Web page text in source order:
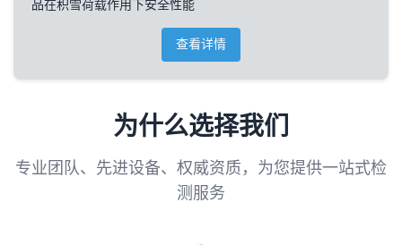
品在积雪荷载作用下安全性能
查看详情
为什么选择我们
专业团队、先进设备、权威资质，为您提供一站式检
测服务